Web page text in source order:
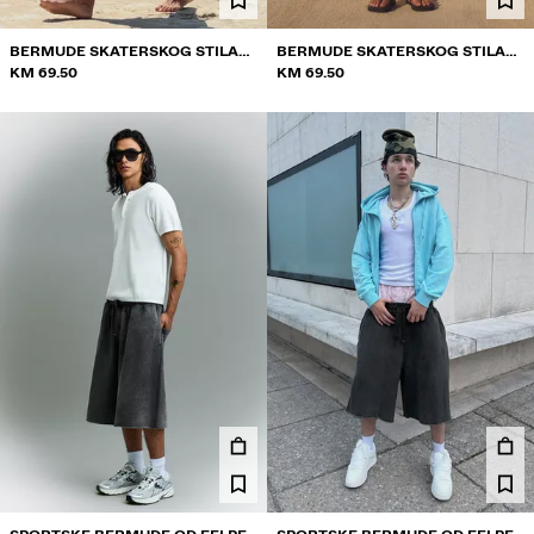
BERMUDE SKATERSKOG STILA
VOLCOM
KM 69.50
BERMUDE SKATERSKOG STILA
VOLCOM
KM 69.50